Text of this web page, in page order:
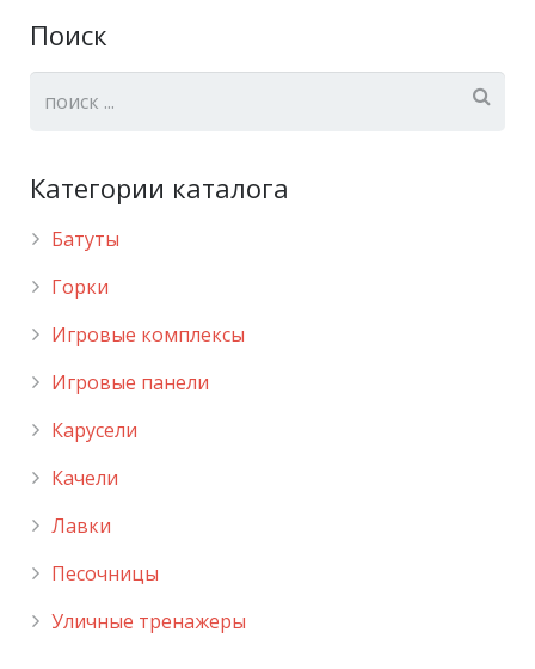
Поиск
Категории каталога
Батуты
Горки
Игровые комплексы
Игровые панели
Карусели
Качели
Лавки
Песочницы
Уличные тренажеры